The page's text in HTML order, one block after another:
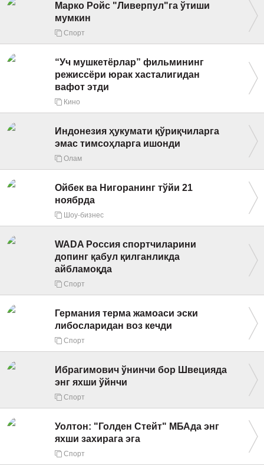
ТЕХНОЛОГИЯ
Марко Ройс "Ливерпул"га ўтиши
мумкин
Спорт
“Уч мушкетёрлар” фильмининг
режиссёри юрак хасталигидан
вафот этди
Кино
Индонезия ҳукумати қўриқчиларга
эмас тимсоҳларга ишонди
Олам
Ойбек ва Нигоранинг тўйи 21
ноябрда
Шоу-бизнес
WADA Россия спортчиларини
допинг қабул қилганликда
айбламоқда
Спорт
Германия терма жамоаси эски
либосларидан воз кечди
Спорт
Ибрагимович ўнинчи бор Швецияда
энг яхши ўйнчи
Спорт
Уолтон: "Голден Стейт" МБАда энг
яхши захирага эга
Спорт